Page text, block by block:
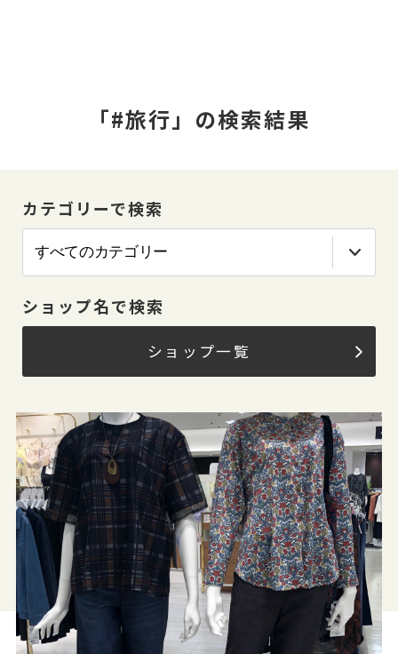
「#旅行」の検索結果
カテゴリーで検索
ショップ名で検索
ショップ一覧